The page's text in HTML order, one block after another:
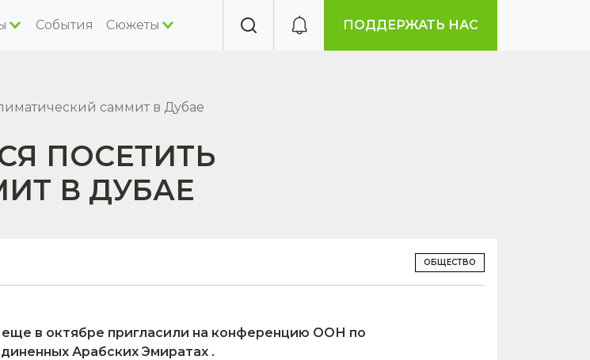
События Сюжеты ПОДДЕРЖАТЬ НАС
саммит в Дубае
ПОСЕТИТЬ
В ДУБАЕ
ОБЩЕСТВО
в октябре пригласили на конференцию ООН по
Арабских Эмиратах .